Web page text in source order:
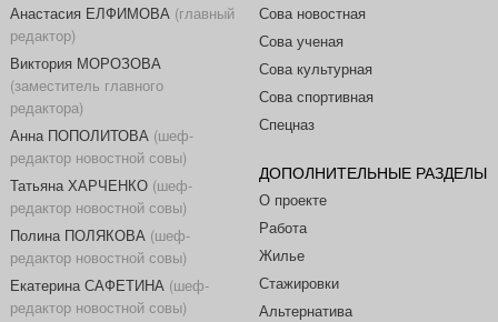
Анастасия ЕЛФИМОВА(главный
редактор)
Виктория МОРОЗОВА
(заместитель главного
редактора)
Анна ПОПОЛИТОВА(шеф-
редактор новостной совы)
Татьяна ХАРЧЕНКО(шеф-
редактор новостной совы)
Полина ПОЛЯКОВА(шеф-
редактор новостной совы)
Екатерина САФЕТИНА(шеф-
редактор новостной совы)
Сова новостная
Сова ученая
Сова культурная
Сова спортивная
Спецназ
ДОПОЛНИТЕЛЬНЫЕ РАЗДЕЛЫ
О проекте
Работа
Жилье
Стажировки
Альтернатива